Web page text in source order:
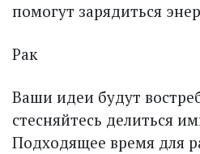
помогут зарядиться
Рак
Ваши идеи будут
стесняйтесь делиться
Подходящее время для